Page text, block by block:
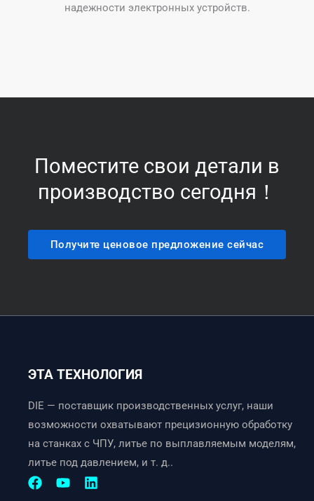
надежности электронных устройств.
Поместите свои детали в
производство сегодня！
Получите ценовое предложение сейчас
ЭТА ТЕХНОЛОГИЯ
DIE — поставщик производственных услуг, наши
возможности охватывают прецизионную обработку
на станках с ЧПУ, литье по выплавляемым моделям,
литье под давлением, и т. д..